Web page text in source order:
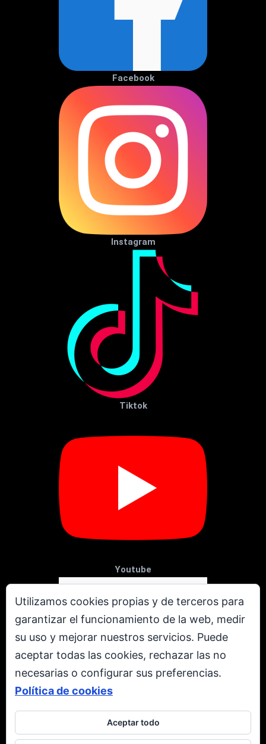
Utilizamos cookies propias y de terceros para
garantizar el funcionamiento de la web, medir
su uso y mejorar nuestros servicios. Puede
aceptar todas las cookies, rechazar las no
necesarias o configurar sus preferencias.
Política de cookies
Aceptar todo
Facebook
Instagram
Tiktok
Youtube
X